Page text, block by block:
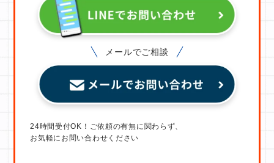
メールでご相談
24時間受付OK！ご依頼の有無に関わらず、
お気軽にお問い合わせください